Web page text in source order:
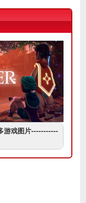
游戏图片-----------